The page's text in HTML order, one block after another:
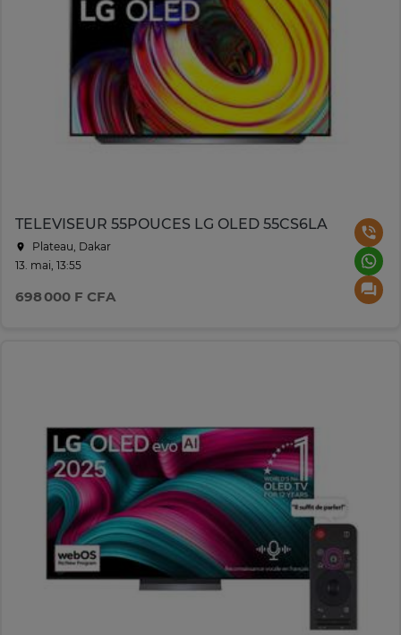
TELEVISEUR 55POUCES LG OLED 55CS6LA
Plateau, Dakar
13. mai, 13:55
698 000 F CFA